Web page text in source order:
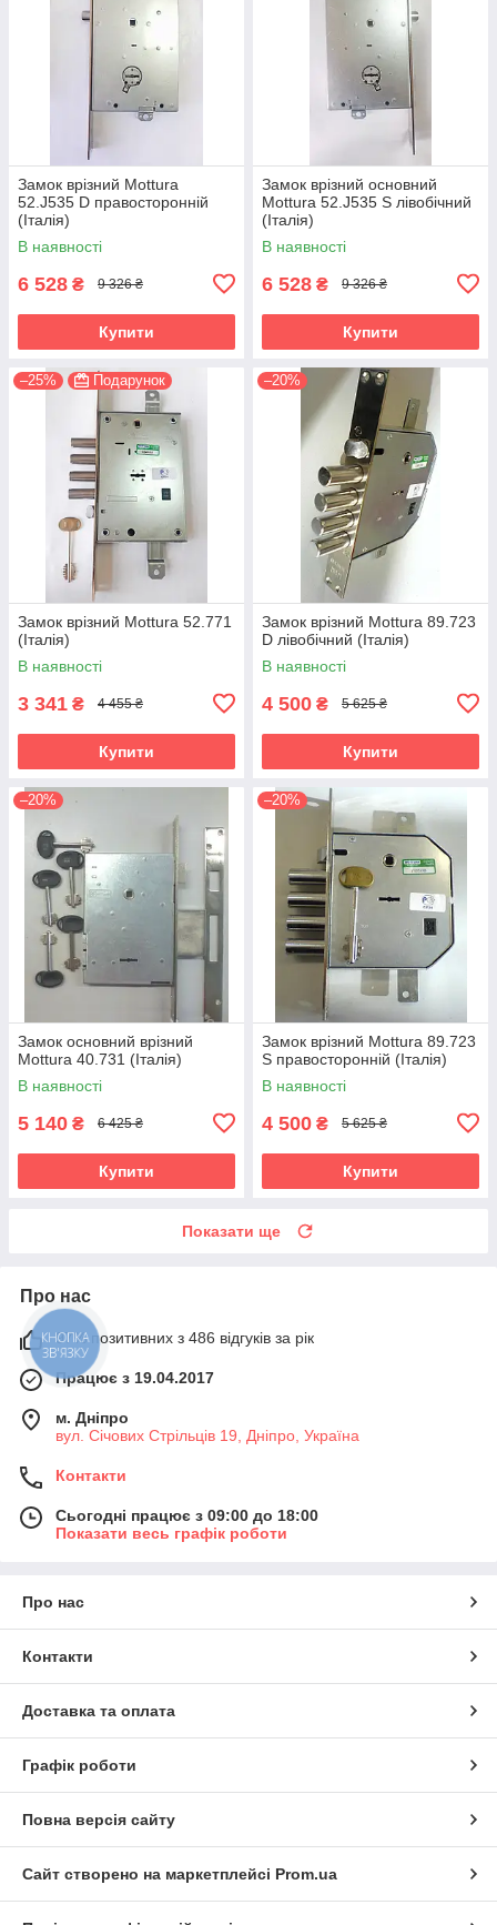
Замок врізний Mottura
52.J535 D правосторонній
(Італія)
В наявності
6 528 ₴ 9 326 ₴
Купити
Замок врізний основний
Mottura 52.J535 S лівобічний
(Італія)
В наявності
6 528 ₴ 9 326 ₴
Купити
–25% Подарунок
Замок врізний Mottura 52.771
(Італія)
В наявності
3 341 ₴ 4 455 ₴
Купити
–20%
Замок врізний Mottura 89.723
D лівобічний (Італія)
В наявності
4 500 ₴ 5 625 ₴
Купити
–20%
Замок основний врізний
Mottura 40.731 (Італія)
В наявності
5 140 ₴ 6 425 ₴
Купити
–20%
Замок врізний Mottura 89.723
S правосторонній (Італія)
В наявності
4 500 ₴ 5 625 ₴
Купити
Показати ще
Про нас
97% позитивних з 486 відгуків за рік
Працює з 19.04.2017
м. Дніпро
вул. Січових Стрільців 19, Дніпро, Україна
Контакти
Сьогодні працює з 09:00 до 18:00
Показати весь графік роботи
Про нас
Контакти
Доставка та оплата
Графік роботи
Повна версія сайту
Сайт створено на маркетплейсі Prom.ua
КНОПКА
ЗВ'ЯЗКУ